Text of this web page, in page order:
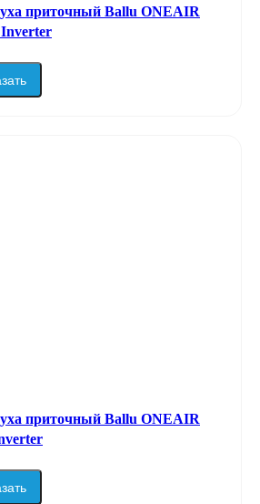
приточный Ballu ONEAIR
приточный Ballu ONEAIR